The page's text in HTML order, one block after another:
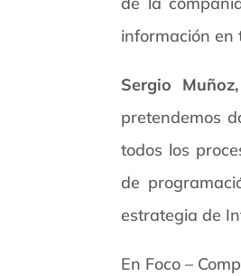
información en
Sergio
pretendemos
todos los
de
estrategia de
En Foco –